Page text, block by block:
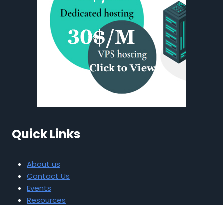
Quick Links
About us
Contact Us
Events
Resources